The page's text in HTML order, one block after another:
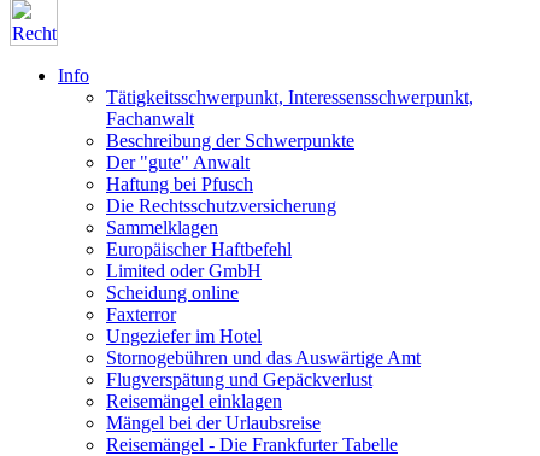
Info
Tätigkeitsschwerpunkt, Interessensschwerpunkt,
Fachanwalt
Beschreibung der Schwerpunkte
Der "gute" Anwalt
Haftung bei Pfusch
Die Rechtsschutzversicherung
Sammelklagen
Europäischer Haftbefehl
Limited oder GmbH
Scheidung online
Faxterror
Ungeziefer im Hotel
Stornogebühren und das Auswärtige Amt
Flugverspätung und Gepäckverlust
Reisemängel einklagen
Mängel bei der Urlaubsreise
Reisemängel - Die Frankfurter Tabelle